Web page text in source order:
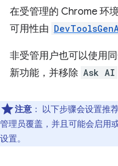
在受管理的 Chrome 环
可用性由
非受管用户也可以使用
新功能，并移除 Ask AI
注意 ： 以下步骤会设置推
管理员覆盖，并且可能会启用
设置。